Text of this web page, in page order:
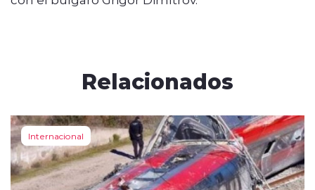
Relacionados
Internacional